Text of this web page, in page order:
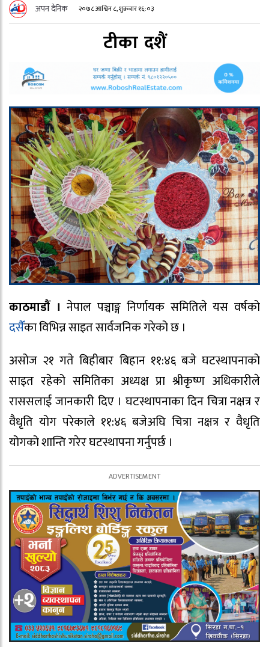
अपन दैनिक २०७८ आश्विन ८, शुक्रबार १६:०३
टीका दशैं
काठमाडौं । नेपाल पञ्चाङ्ग निर्णायक समितिले यस वर्षको
दसैँका विभिन्न साइत सार्वजनिक गरेको छ ।
असोज २१ गते बिहीबार बिहान ११:४६ बजे घटस्थापनाको
साइत रहेको समितिका अध्यक्ष प्रा श्रीकृष्ण अधिकारीले
राससलाई जानकारी दिए । घटस्थापनाका दिन चित्रा नक्षत्र र
वैधृति योग परेकाले ११:४६ बजेअघि चित्रा नक्षत्र र वैधृति
योगको शान्ति गरेर घटस्थापना गर्नुपर्छ ।